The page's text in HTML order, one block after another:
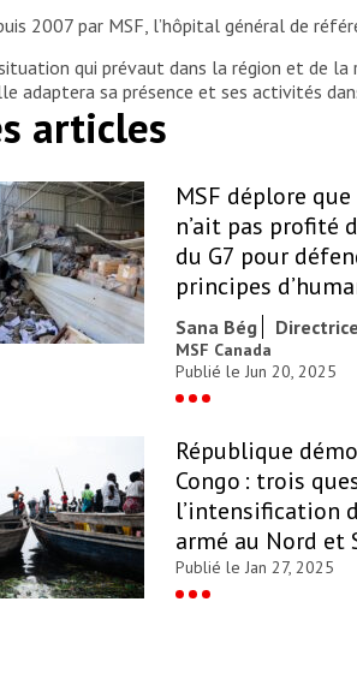
2007 par MSF, l’hôpital général de
qui prévaut dans la région et de
adaptera sa présence et ses activités
articles
MSF déplore que
n’ait pas profité
du G7 pour
principes
Sana Bég
MSF Canada
Publié le Jun 20, 2025
République
Congo : trois
l’intensification
armé au Nord et
Publié le Jan 27, 2025